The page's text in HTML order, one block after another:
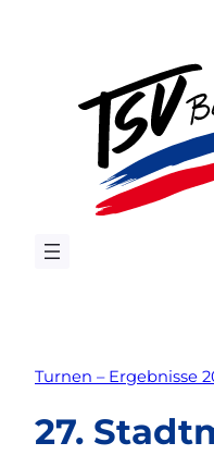
Turnen – Ergebnisse
27.